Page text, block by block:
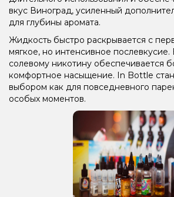
вкус Виноград, усиленный
для глубины аромата.
Жидкость быстро раскрывается с
мягкое, но интенсивное послевкусие.
солевому никотину обеспечивается
комфортное насыщение. In Bottle
выбором как для повседневного
особых моментов.